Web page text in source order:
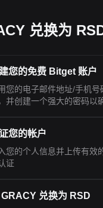
兑换为
您的免费 Bitget 账户
您的电子邮件地址/手机号
并创建一个强大的密码以
您的帐户
您的个人信息并上传有效
证
兑换为 RSD